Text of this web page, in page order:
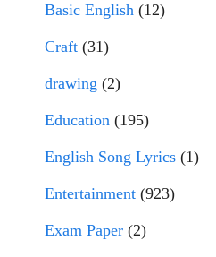
Basic English (12)
Craft (31)
drawing (2)
Education (195)
English Song Lyrics (1)
Entertainment (923)
Exam Paper (2)